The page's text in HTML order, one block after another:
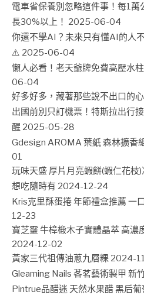
電車省保養別忽略這件事！每1
長30%以上！ 2025-06-04
你還不學AI？未來只有懂AI的人
⚠️ 2025-06-04
懶人必看！老天爺牌免費高壓水
06-04
好多好多，藏著那些說不出口的
出國前別只訂機票！特斯拉出行
醒 2025-05-28
Gdesign AROMA 葉紙 森林擴香
01
玩味天盛 厚片月亮蝦餅(蝦仁花枝
想吃隨時有 2024-12-24
Kris克里酥蛋捲 年節禮盒推薦 一
12-23
寶芝靈 牛樟椴木子實體晶萃 高濃
2024-12-02
黃家三代祖傳油蔥九層粿 2024-
Gleaming Nails 茖茗藝術製甲 新
Pintrue品醋迷 天然水果醋 黑后